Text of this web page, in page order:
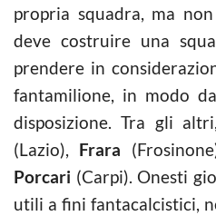
propria squadra, ma
deve costruire una
prendere in
fantamilione, in modo
disposizione. Tra gli altri,
(Lazio), Frara
Porcari (Carpi). Onesti
utili a fini fantacalcistici,